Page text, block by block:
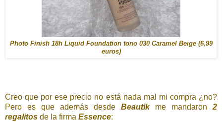
Photo Finish 18h Liquid Foundation tono 030 Caramel Beige (6,99
euros)
Creo que por ese precio no está nada mal mi compra ¿no?
Pero es que además desde Beautikme mandaron 2
regalitos de la firma Essence: